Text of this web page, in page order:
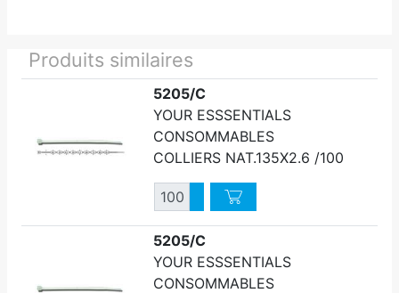
Produits similaires
5205/C
YOUR ESSSENTIALS
CONSOMMABLES
COLLIERS NAT.135X2.6 /100
QuantitéAugmenter quantité
Diminuer quantité
5205/C
YOUR ESSSENTIALS
CONSOMMABLES